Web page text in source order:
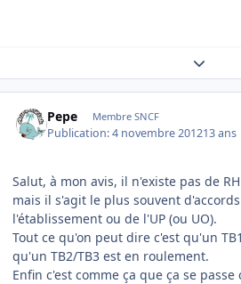
Expand
Pepe Membre SNCF
Publication:4 novembre 201213 ans
Salut, à mon avis, il n'existe pas de
mais il s'agit le plus souvent
l'établissement ou de l'UP (ou UO).
Tout ce qu'on peut dire c'est qu'un
qu'un TB2/TB3 est en roulement.
Enfin c'est comme ça que ça se passe